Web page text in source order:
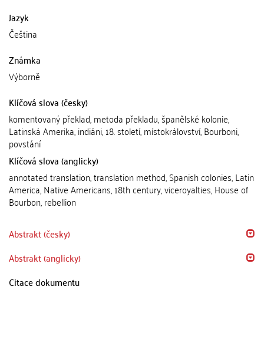
Jazyk
Čeština
Známka
Výborně
Klíčová slova (česky)
komentovaný překlad, metoda překladu, španělské kolonie,
Latinská Amerika, indiáni, 18. století, místokrálovství, Bourboni,
povstání
Klíčová slova (anglicky)
annotated translation, translation method, Spanish colonies, Latin
America, Native Americans, 18th century, viceroyalties, House of
Bourbon, rebellion
Abstrakt (česky)
Abstrakt (anglicky)
Citace dokumentu